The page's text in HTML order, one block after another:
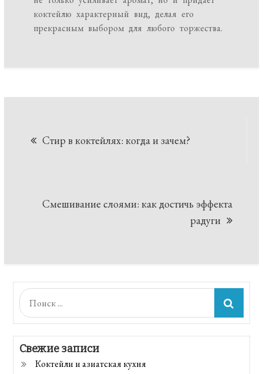
коктейлю характерный вид, делая его
прекрасным выбором для любого торжества.
Навигация
записям
Стир в коктейлях: когда и зачем?
Смешивание слоями: как достичь эффекта
радуги
Поиск:
Свежие записи
Коктейли и азиатская кухня